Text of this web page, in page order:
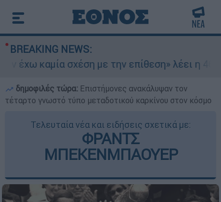
BREAKING NEWS:
καμία σχέση με την επίθεση» λέει η
δημοφιλές τώρα: Επιστήμονες ανακάλυψαν τον
τέταρτο γνωστό τύπο μεταδοτικού καρκίνου στον κόσμο
Τελευταία νέα και ειδήσεις σχετικά με:
ΦΡΑΝΤΣ
ΜΠΕΚΕΝΜΠΑΟΥΕΡ